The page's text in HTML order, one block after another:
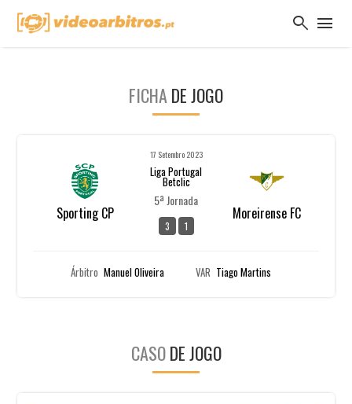
search menu
FICHA DE JOGO
Sporting CP
17 Setembro 2023
Liga Portugal
Betclic
5ª Jornada
3 1
Moreirense FC
Árbitro Manuel Oliveira VAR Tiago Martins
CASODE JOGO